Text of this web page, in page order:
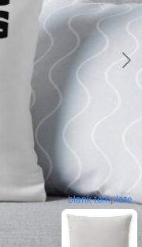
blank template